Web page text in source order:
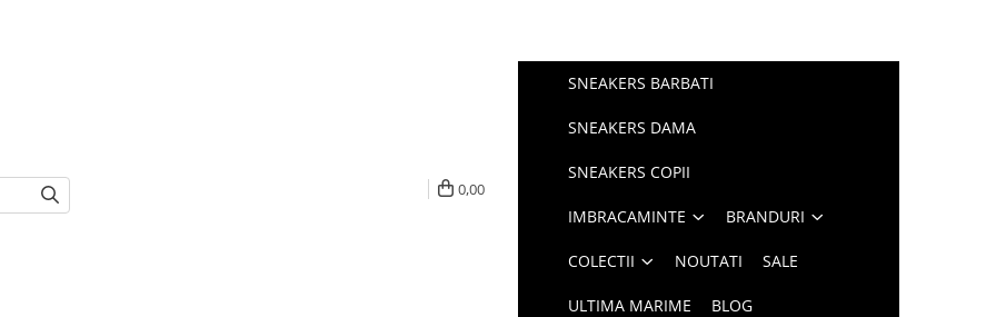
0,00
SNEAKERS BARBATI
SNEAKERS DAMA
SNEAKERS COPII
IMBRACAMINTE BRANDURI
COLECTII NOUTATI SALE
ULTIMA MARIME BLOG